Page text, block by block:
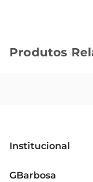
preocupações.
cobertas de
aquela
Produtos
Institucional
GBarbosa